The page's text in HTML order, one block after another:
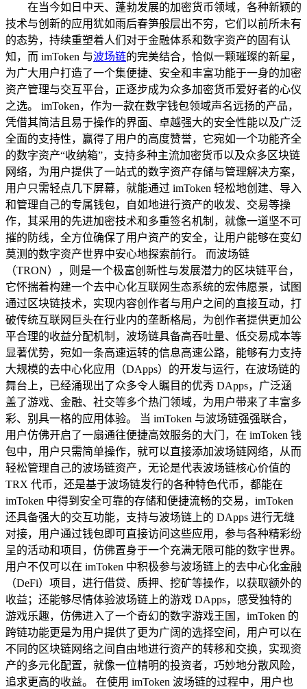
在当今如日中天、蓬勃发展的加密货币领域，各种新颖的
技术与创新的应用犹如雨后春笋般层出不穷，它们以前所未有
的态势，持续重塑着人们对于金融体系和数字资产的固有认
知，而 imToken 与波场链的完美结合，恰似一颗璀璨的新星，
为广大用户打造了一个集便捷、安全和丰富功能于一身的加密
资产管理与交互平台，正逐步成为众多加密货币爱好者的心仪
之选。 imToken，作为一款在数字钱包领域声名远扬的产品，
凭借其简洁且易于操作的界面、卓越强大的安全性能以及广泛
全面的支持性，赢得了用户的高度赞誉，它宛如一个功能齐全
的数字资产“收纳箱”，支持多种主流加密货币以及众多区块链
网络，为用户提供了一站式的数字资产存储与管理解决方案，
用户只需轻点几下屏幕，就能通过 imToken 轻松地创建、导入
和管理自己的专属钱包，自如地进行资产的收发、交易等操
作，其采用的先进加密技术和多重签名机制，就像一道坚不可
摧的防线，全方位确保了用户资产的安全，让用户能够在变幻
莫测的数字资产世界中安心地探索前行。 而波场链
（TRON），则是一个极富创新性与发展潜力的区块链平台，
它怀揣着构建一个去中心化互联网生态系统的宏伟愿景，试图
通过区块链技术，实现内容创作者与用户之间的直接互动，打
破传统互联网巨头在行业内的垄断格局，为创作者提供更加公
平合理的收益分配机制，波场链具备高吞吐量、低交易成本等
显著优势，宛如一条高速运转的信息高速公路，能够有力支持
大规模的去中心化应用（DApps）的开发与运行，在波场链的
舞台上，已经涌现出了众多令人瞩目的优秀 DApps，广泛涵
盖了游戏、金融、社交等多个热门领域，为用户带来了丰富多
彩、别具一格的应用体验。 当 imToken 与波场链强强联合，
用户仿佛开启了一扇通往便捷高效服务的大门，在 imToken 钱
包中，用户只需简单操作，就可以直接添加波场链网络，从而
轻松管理自己的波场链资产，无论是代表波场链核心价值的
TRX 代币，还是基于波场链发行的各种特色代币，都能在
imToken 中得到安全可靠的存储和便捷流畅的交易，imToken
还具备强大的交互功能，支持与波场链上的 DApps 进行无缝
对接，用户通过钱包即可直接访问这些应用，参与各种精彩纷
呈的活动和项目，仿佛置身于一个充满无限可能的数字世界。
用户不仅可以在 imToken 中积极参与波场链上的去中心化金融
（DeFi）项目，进行借贷、质押、挖矿等操作，以获取额外的
收益；还能够尽情体验波场链上的游戏 DApps，感受独特的
游戏乐趣，仿佛进入了一个奇幻的数字游戏王国，imToken 的
跨链功能更是为用户提供了更为广阔的选择空间，用户可以在
不同的区块链网络之间自由地进行资产的转移和交换，实现资
产的多元化配置，就像一位精明的投资者，巧妙地分散风险，
追求更高的收益。 在使用 imToken 波场链的过程中，用户也